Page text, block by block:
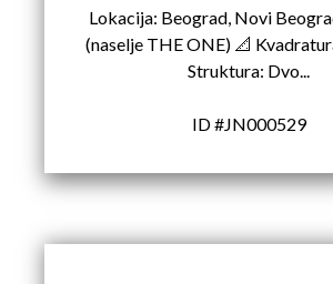
Lokacija: Beograd, Novi
(naselje THE ONE) 📐
Struktura: Dvo...
ID #JN000529